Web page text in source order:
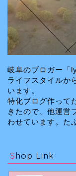
岐阜のブロガー「
ライフスタイルか
います。
特化ブログ作って
きたので、他運営
わせています。た
Shop Link